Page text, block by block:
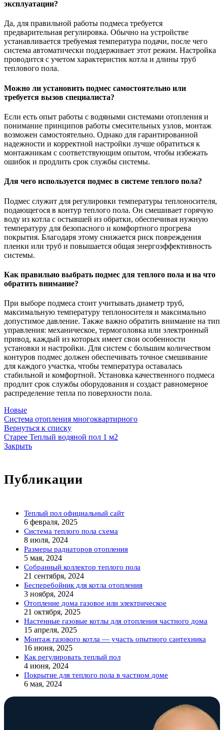
эксплуатации?
Да, для правильной работы подмеса требуется
предварительная регулировка. Обычно на устройстве
устанавливается требуемая температура подачи, после чего
система автоматически поддерживает этот режим. Настройка
проводится с учетом характеристик котла и длины труб
теплового пола.
Можно ли установить подмес самостоятельно или
требуется вызов специалиста?
Если есть опыт работы с водяными системами отопления и
понимание принципов работы смесительных узлов, монтаж
возможен самостоятельно. Однако для гарантированной
надежности и корректной настройки лучше обратиться к
монтажникам с соответствующим опытом, чтобы избежать
ошибок и продлить срок службы системы.
Для чего используется подмес в системе теплого пола?
Подмес служит для регулировки температуры теплоносителя,
подающегося в контур теплого пола. Он смешивает горячую
воду из котла с остывшей из обратки, обеспечивая нужную
температуру для безопасного и комфортного прогрева
покрытия. Благодаря этому снижается риск повреждения
пленки или труб и повышается общая энергоэффективность
системы.
Как правильно выбрать подмес для теплого пола и на что
обратить внимание?
При выборе подмеса стоит учитывать диаметр труб,
максимальную температуру теплоносителя и максимально
допустимое давление. Также важно обратить внимание на тип
управления: механическое, термоголовка или электронный
привод, каждый из которых имеет свои особенности
установки и настройки. Для систем с большим количеством
контуров подмес должен обеспечивать точное смешивание
для каждого участка, чтобы температура оставалась
стабильной и комфортной. Установка качественного подмеса
продлит срок службы оборудования и создаст равномерное
распределение тепла по поверхности пола.
Новые
Система отопления многоквартирного
Вернуться к списку
Старее Теплый водяной пол 1 м2
Закрыть
Публикации
Теплый пол официальный сайт
6 февраля, 2025
Система теплого пола схема
8 июля, 2024
Размеры радиаторов отопления
5 мая, 2024
Собранный коллектор теплого пола
21 сентября, 2024
Бесперебойник для котла отопления
3 ноября, 2024
Отопление дома газовое или электрическое
21 октября, 2025
Настенные газовые котлы для отопления частного дома
15 апреля, 2025
Монтаж газового котла — участь опытного сантехника
16 июня, 2025
Как регулировать теплый пол
4 июня, 2024
Покрытие для теплого пола в частном доме
6 мая, 2024